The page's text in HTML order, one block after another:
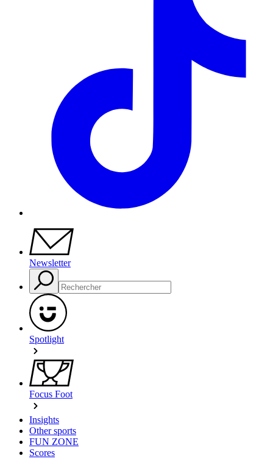
Newsletter
Spotlight
Focus Foot
Insights
Other sports
FUN ZONE
Scores